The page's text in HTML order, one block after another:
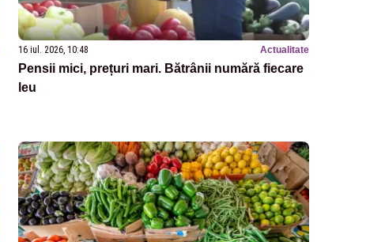
16 iul. 2026, 10:48 Actualitate
Pensii mici, prețuri mari. Bătrânii numără fiecare
leu